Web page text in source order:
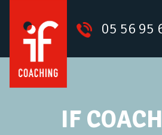
05 56 95
IF